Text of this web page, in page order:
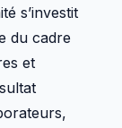
s’investit
du cadre
et